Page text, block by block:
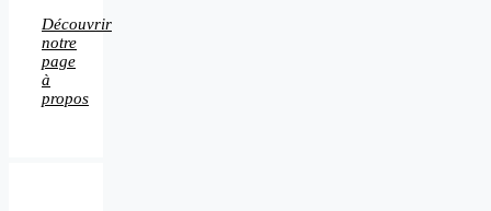
Découvrir
notre
page
à
propos